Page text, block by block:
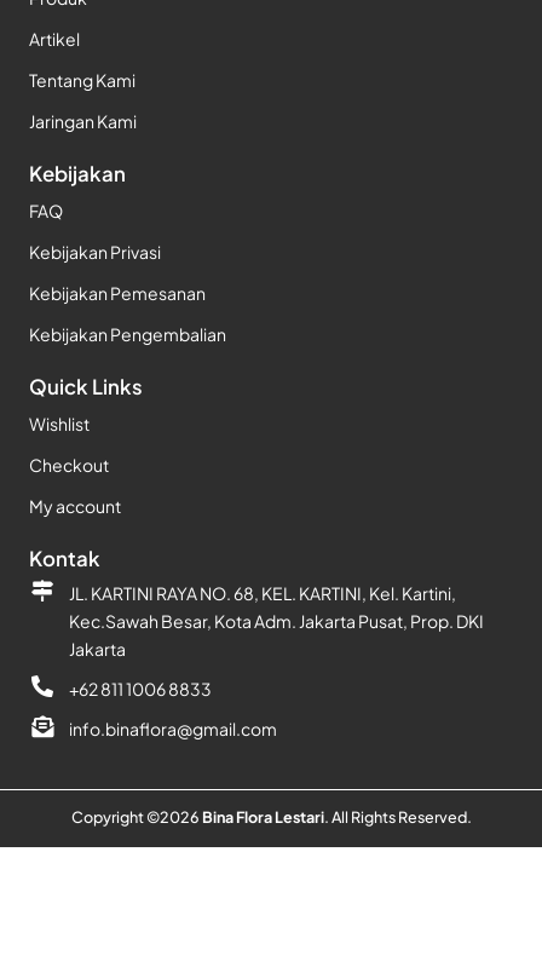
Artikel
Tentang Kami
Jaringan Kami
Kebijakan
FAQ
Kebijakan Privasi
Kebijakan Pemesanan
Kebijakan Pengembalian
Quick Links
Wishlist
Checkout
My account
Kontak
JL. KARTINI RAYA NO. 68, KEL. KARTINI, Kel. Kartini,
Kec.Sawah Besar, Kota Adm. Jakarta Pusat, Prop. DKI
Jakarta
+62 811 1006 8833
info.binaflora@gmail.com
Copyright ©2026 Bina Flora Lestari. All Rights Reserved.